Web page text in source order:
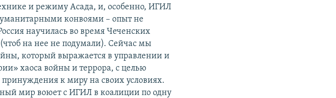
и режиму Асада, и, особенно, ИГИЛ
конвоями – опыт не
научилась во время Чеченских
на нее не подумали). Сейчас мы
который выражается в управлении и
хаоса войны и террора, с целью
к миру на своих условиях.
мир воюет с ИГИЛ в коалиции по одну